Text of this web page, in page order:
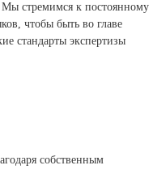
стремимся к постоянному
чтобы быть во главе
стандарты экспертизы
собственным